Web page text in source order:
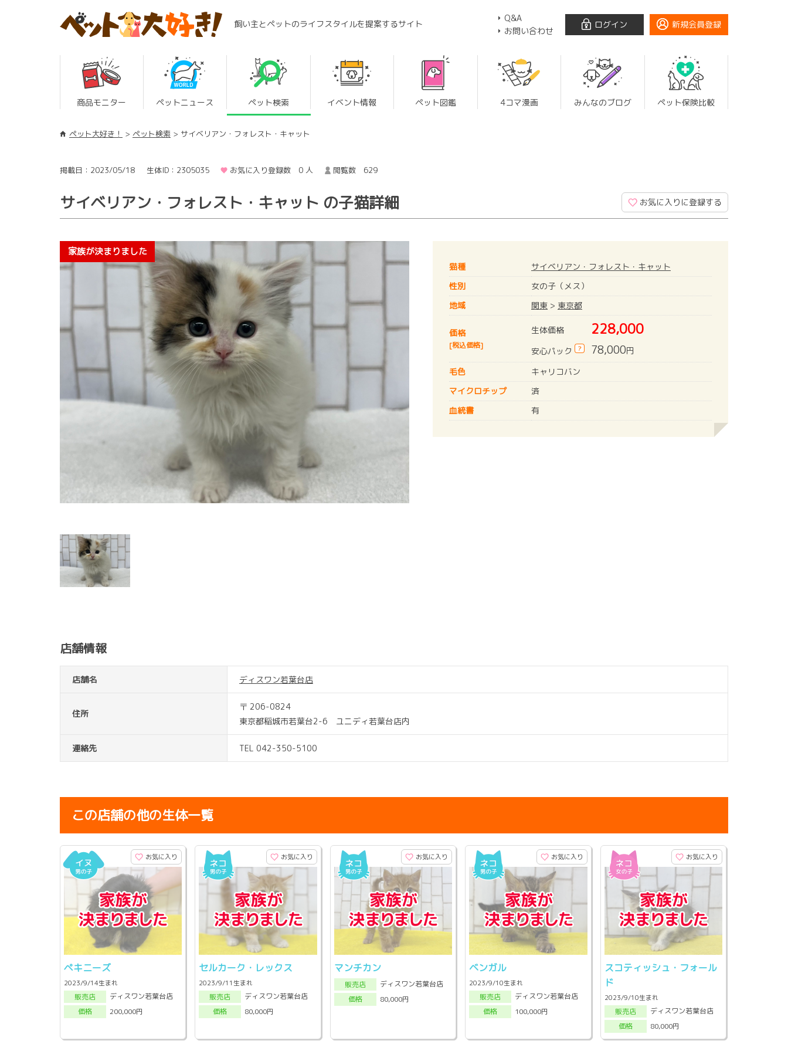
飼い主とペットのライフスタイルを提案するサイト
Q&A
お問い合わせ
ログイン 新規会員登録
商品モニター ペットニュース ペット検索 イベント情報 ペット図鑑 4コマ漫画 みんなのブログ ペット保険比較
ペット大好き！ ペット検索 サイベリアン・フォレスト・キャット
掲載日：2023/05/18 生体ID：2305035 お気に入り登録数 0 人 閲覧数 629
サイベリアン・フォレスト・キャット の子猫詳細 お気に入りに登録する
猫種
サイベリアン・フォレスト・キャット
性別
女の子（メス）
地域
関東 > 東京都
価格
[税込価格]
生体価格 228,000
安心パック ? 78,000円
毛色
キャリコバン
マイクロチップ
済
血統書
有
店舗情報
店舗名 ディスワン若葉台店
住所
〒 206-0824
東京都稲城市若葉台2-6 ユニディ若葉台店内
連絡先 TEL 042-350-5100
この店舗の他の生体一覧
お気に入り
ペキニーズ
2023/9/14生まれ
販売店
ディスワン若葉台店
価格
200,000円
お気に入り
セルカーク・レックス
2023/9/11生まれ
販売店
ディスワン若葉台店
価格
80,000円
お気に入り
マンチカン
販売店
ディスワン若葉台店
価格
80,000円
お気に入り
ベンガル
2023/9/10生まれ
販売店
ディスワン若葉台店
価格
100,000円
お気に入り
スコティッシュ・フォール
ド
2023/9/10生まれ
販売店
ディスワン若葉台店
価格
80,000円